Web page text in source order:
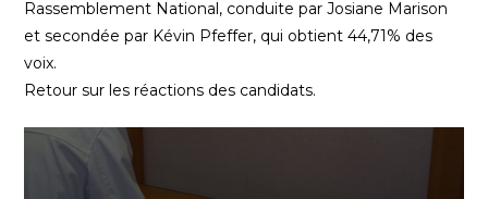
Rassemblement National, conduite par Josiane Marison
et secondée par Kévin Pfeffer, qui obtient 44,71% des
voix.
Retour sur les réactions des candidats.